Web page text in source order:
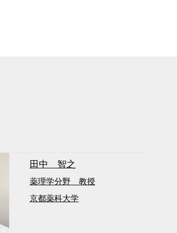
田中 智之
薬理学分野 教授
京都薬科大学